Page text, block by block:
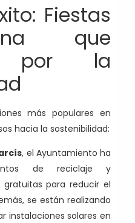
Fiestas
que
por la
más populares en
hacia la sostenibilidad:
, el Ayuntamiento ha
de reciclaje y
para reducir el
se están realizando
instalaciones solares en